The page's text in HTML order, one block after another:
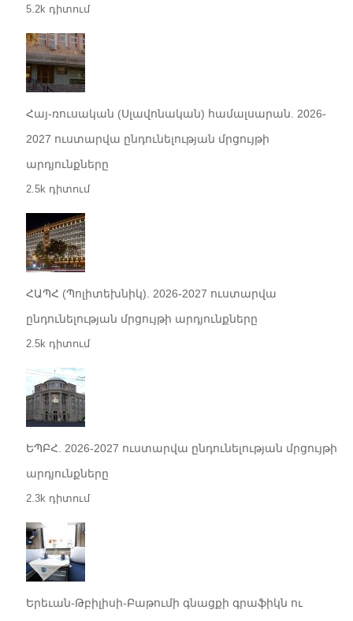
5.2k դիտում
Հայ-ռուսական (Սլավոնական) համալսարան. 2026-
2027 ուստարվա ընդունելության մրցույթի
արդյունքները
2.5k դիտում
ՀԱՊՀ (Պոլիտեխնիկ). 2026-2027 ուստարվա
ընդունելության մրցույթի արդյունքները
2.5k դիտում
ԵՊԲՀ. 2026-2027 ուստարվա ընդունելության մրցույթի
արդյունքները
2.3k դիտում
Երեւան-Թբիլիսի-Բաթումի գնացքի գրաֆիկն ու